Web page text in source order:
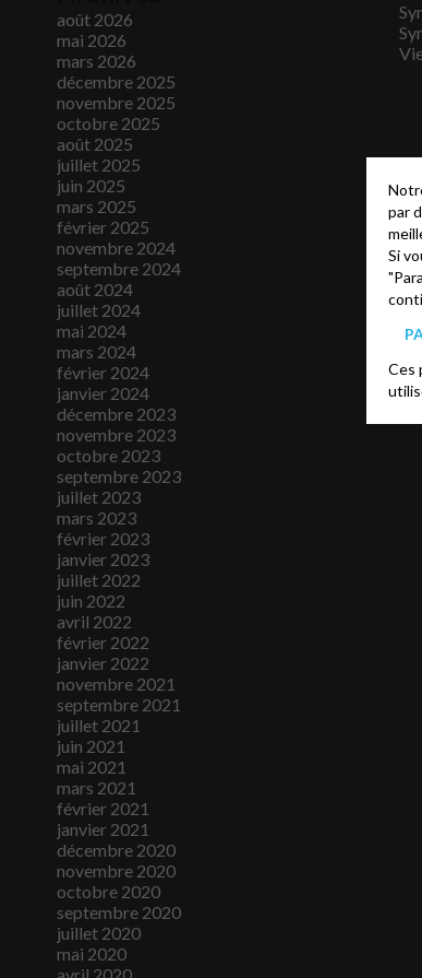
août 2026
mai 2026
mars 2026
décembre 2025
novembre 2025
octobre 2025
août 2025
juillet 2025
juin 2025
mars 2025
février 2025
novembre 2024
septembre 2024
août 2024
juillet 2024
mai 2024
mars 2024
février 2024
janvier 2024
décembre 2023
novembre 2023
octobre 2023
septembre 2023
juillet 2023
mars 2023
février 2023
janvier 2023
juillet 2022
juin 2022
avril 2022
février 2022
janvier 2022
novembre 2021
septembre 2021
juillet 2021
juin 2021
mai 2021
mars 2021
février 2021
janvier 2021
décembre 2020
novembre 2020
octobre 2020
septembre 2020
juillet 2020
mai 2020
par
Si
Ces